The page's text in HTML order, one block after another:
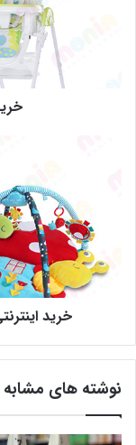
خرید
نوشته های مشابه